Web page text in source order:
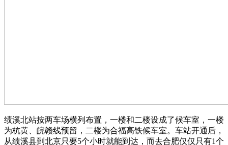
绩溪北站按两车场横列布置，一楼和二楼设成了候车室，一楼
为杭黄、皖赣线预留，二楼为合福高铁候车室。车站开通后，
从绩溪县到北京只要5个小时就能到达，而去合肥仅仅只有1个